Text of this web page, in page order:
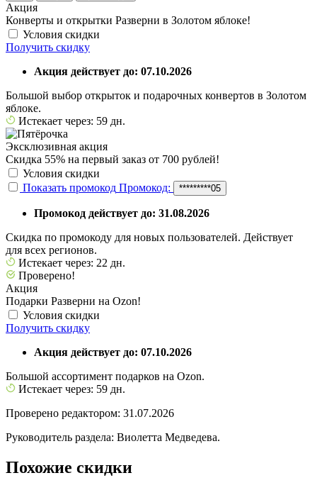
Акция
Конверты и открытки Разверни в Золотом яблоке!
Условия скидки
Получить скидку
Акция действует до: 07.10.2026
Большой выбор открыток и подарочных конвертов в Золотом
яблоке.
Истекает через: 59 дн.
Эксклюзивная акция
Скидка 55% на первый заказ от 700 рублей!
Условия скидки
Показать промокод Промокод: *********05
Промокод действует до: 31.08.2026
Скидка по промокоду для новых пользователей. Действует
для всех регионов.
Истекает через: 22 дн.
Проверено!
Акция
Подарки Разверни на Ozon!
Условия скидки
Получить скидку
Акция действует до: 07.10.2026
Большой ассортимент подарков на Ozon.
Истекает через: 59 дн.
Проверено редактором: 31.07.2026
Руководитель раздела: Виолетта Медведева.
Похожие скидки